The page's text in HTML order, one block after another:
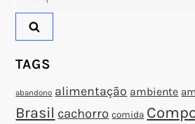
t
TAGS
abandono alimentação ambiente
Brasil cachorro comida